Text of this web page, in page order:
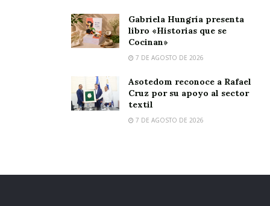
Gabriela Hungría presenta
libro «Historias que se
Cocinan»
7 DE AGOSTO DE 2026
Asotedom reconoce a Rafael
Cruz por su apoyo al sector
textil
7 DE AGOSTO DE 2026